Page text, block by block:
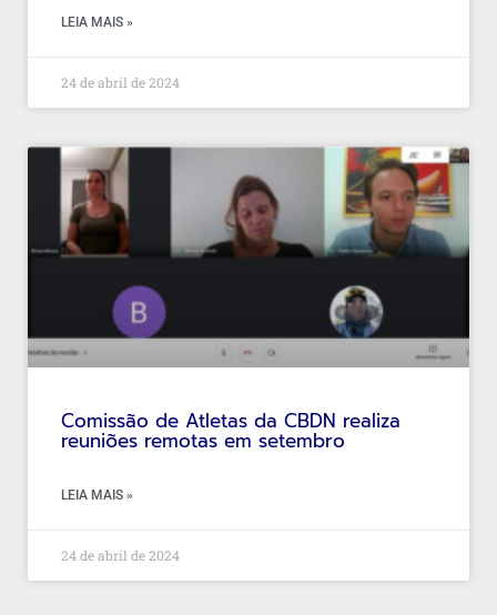
LEIA MAIS »
24 de abril de 2024
Comissão de Atletas da CBDN realiza
reuniões remotas em setembro
LEIA MAIS »
24 de abril de 2024